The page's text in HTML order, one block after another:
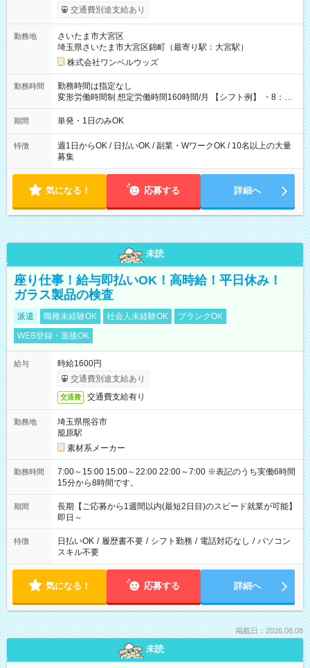
いOK！（規定あり） ┗働いたその日に現金GET♪ お仕事後はコ
ンビニATMから 日払い分を引き落とせます！ 【試用期間】試
交通費別途支給あり
勤務地
さいたま市大宮区
埼玉県さいたま市大宮区錦町（最寄り駅：大宮駅）
株式会社ワンベルウッズ
勤務時間
勤務時間は指定なし
変形労働時間制 想定労働時間160時間/月 【シフト例】 ・8：00
～21：00
期間 単発・1日のみOK
特徴
週1日からOK / 日払いOK / 副業・WワークOK / 10名以上の大量
募集
気になる！ 応募する 詳細へ
未読
座り仕事！給与即払いOK！高時給！平日休み！
ガラス製品の検査
派遣 職種未経験OK 社会人未経験OK
ブランクOK
WEB登録・面接OK
給与
時給1600円
交通費別途支給あり
交通費 交通費支給有り
勤務地
埼玉県熊谷市
籠原駅
素材系メーカー
勤務時間
7:00～15:00 15:00～22:00 22:00～7:00 ※表記のうち実働6時間
15分から8時間です。
期間
長期【ご応募から1週間以内(最短2日目)のスピード就業が可能】
即日～
特徴 日払いOK / 履歴書不要 / シフト勤務 / 電話対応なし / パソコン
スキル不要
気になる！ 応募する 詳細へ
掲載日：2026.08.08
未読